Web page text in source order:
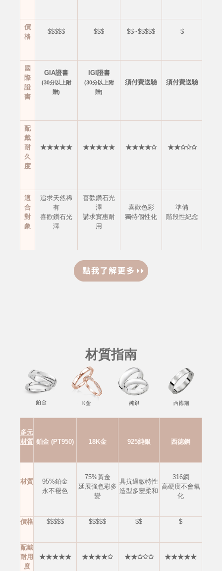
價
格
$$$$$ $$$ $$~$$$$$ $
國
際
證
書
GIA證書
(30分以上附
贈)
IGI證書
(30分以上附
贈)
須付費送驗 須付費送驗
配
戴
耐
久
度
★★★★★ ★★★★★ ★★★★✩ ★★✩✩✩
適
合
對
象
追求天然稀
有
喜歡鑽石光
澤
喜歡鑽石光
澤
講求實惠耐
用
喜歡色彩
獨特個性化
準備
階段性紀念
材質指南
多元
材質 鉑金 (PT950) 18K金 925純銀 西德鋼
材質
95%鉑金
永不褪色
75%黃金
延展強色彩多
變
具抗過敏特性
造型多變柔和
316鋼
高硬度不會氧
化
價格 $$$$$ $$$$$ $$ $
配戴
耐用
度
★★★★★ ★★★★✩ ★★✩✩✩ ★★★★★